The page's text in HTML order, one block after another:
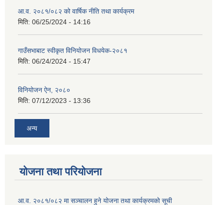
आ.व. २०८१/०८२ को वार्षिक नीति तथा कार्यक्रम
मिति: 06/25/2024 - 14:16
गाउँसभाबाट स्वीकृत विनियोजन विधयेक-२०८१
मिति: 06/24/2024 - 15:47
विनियोजन ऐन, २०८०
मिति: 07/12/2023 - 13:36
अन्य
योजना तथा परियोजना
आ.व. २०८१/०८२ मा सञ्चालन हुने योजना तथा कार्यक्रमको सूची